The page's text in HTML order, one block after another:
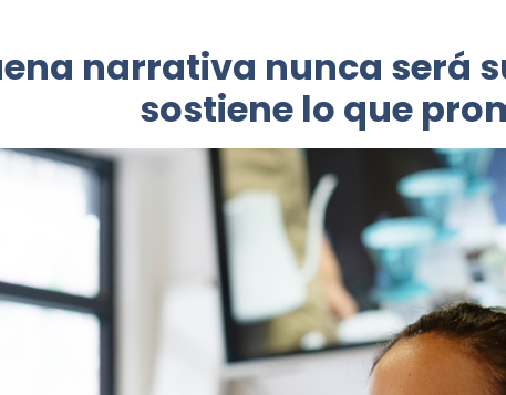
narrativa nunca será
sostiene lo que